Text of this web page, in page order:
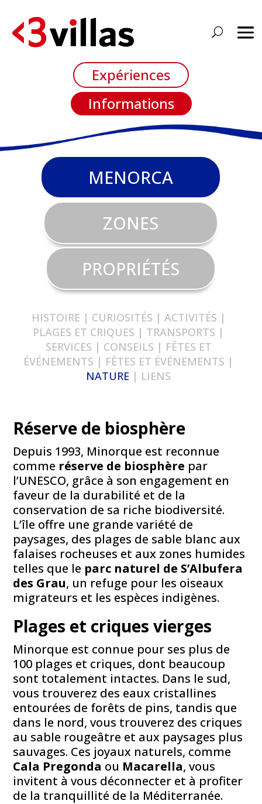
Expériences
Informations
MENORCA
ZONES
PROPRIÉTÉS
HISTOIRE | CURIOSITÉS | ACTIVITÉS |
PLAGES ET CRIQUES | TRANSPORTS |
SERVICES | CONSEILS | FÊTES ET
ÉVÉNEMENTS | FÊTES ET ÉVÉNEMENTS |
NATURE | LIENS
Réserve de biosphère
Depuis 1993, Minorque est reconnue
comme réserve de biosphère par
l’UNESCO, grâce à son engagement en
faveur de la durabilité et de la
conservation de sa riche biodiversité.
L’île offre une grande variété de
paysages, des plages de sable blanc aux
falaises rocheuses et aux zones humides
telles que le parc naturel de S’Albufera
des Grau, un refuge pour les oiseaux
migrateurs et les espèces indigènes.
Plages et criques vierges
Minorque est connue pour ses plus de
100 plages et criques, dont beaucoup
sont totalement intactes. Dans le sud,
vous trouverez des eaux cristallines
entourées de forêts de pins, tandis que
dans le nord, vous trouverez des criques
au sable rougeâtre et aux paysages plus
sauvages. Ces joyaux naturels, comme
Cala Pregonda ou Macarella, vous
invitent à vous déconnecter et à profiter
de la tranquillité de la Méditerranée.